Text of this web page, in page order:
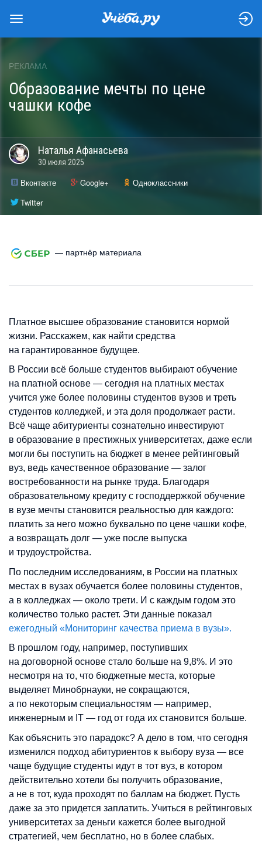
РЕКЛАМА
Образование мечты по цене
чашки кофе
Наталья Афанасьева
30 июля 2025
Вконтакте Google+
Одноклассники
Twitter
— партнёр материала
Платное высшее образование становится нормой
жизни. Расскажем, как найти средства
на гарантированное будущее.
В России всё больше студентов выбирают обучение
на платной основе — сегодня на платных местах
учится уже более половины студентов вузов и треть
студентов колледжей, и эта доля продолжает расти.
Всё чаще абитуриенты сознательно инвестируют
в образование в престижных университетах, даже если
могли бы поступить на бюджет в менее рейтинговый
вуз, ведь качественное образование — залог
востребованности на рынке труда. Благодаря
образовательному кредиту с господдержкой обучение
в вузе мечты становится реальностью для каждого:
платить за него можно буквально по цене чашки кофе,
а возвращать долг — уже после выпуска
и трудоустройства.
По последним исследованиям, в России на платных
местах в вузах обучается более половины студентов,
а в колледжах — около трети. И с каждым годом это
количество только растет. Эти данные показал
ежегодный «Мониторинг качества приема в вузы».
В прошлом году, например, поступивших
на договорной основе стало больше на 9,8%. И это
несмотря на то, что бюджетные места, которые
выделяет Минобрнауки, не сокращаются,
а по некоторым специальностям — например,
инженерным и IT — год от года их становится больше.
Как объяснить это парадокс? А дело в том, что сегодня
изменился подход абитуриентов к выбору вуза — все
чаще будущие студенты идут в тот вуз, в котором
действительно хотели бы получить образование,
а не в тот, куда проходят по баллам на бюджет. Пусть
даже за это придется заплатить. Учиться в рейтинговых
университетах за деньги кажется более выгодной
стратегией, чем бесплатно, но в более слабых.